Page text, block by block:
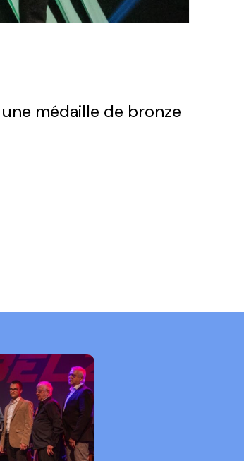
médaille de bronze